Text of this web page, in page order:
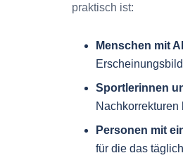
praktisch ist:
Menschen mit
Sportlerinnen
Nachkorrekturen
Personen mit
für die das